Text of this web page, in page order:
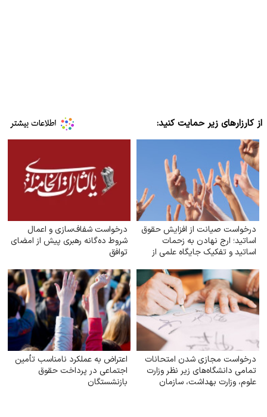
از کارزارهای زیر حمایت کنید:
درخواست صیانت از افزایش حقوق
اساتید؛ ارج نهادن به زحمات
اساتید و تفکیک جایگاه علمی از
درخواست شفاف‌سازی و اعمال
شروط ده‌گانه رهبری پیش از امضای
توافق
درخواست مجازی شدن امتحانات
تمامی دانشگاه‌های زیر نظر وزارت
علوم‌، وزارت بهداشت، سازمان
اعتراض به عملکرد نامناسب تأمین
اجتماعی در پرداخت حقوق
بازنشستگان